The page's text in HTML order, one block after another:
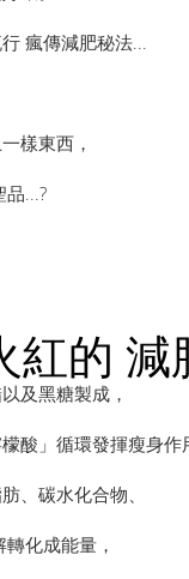
瘋傳減肥秘法...
樣東西，
...?
紅的
及黑糖製成，
酸」循環發揮瘦身作
、碳水化合物、
化成能量，